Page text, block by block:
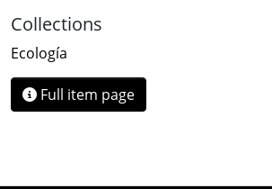
Collections
Ecología
Full item page